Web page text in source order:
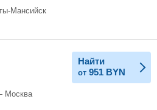
Мансийск
Найти
от 951 BYN
Москва